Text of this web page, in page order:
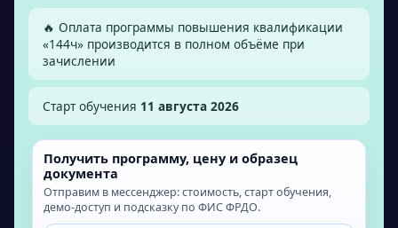
🔥 Оплата программы повышения квалификации
«144ч» производится в полном объёме при
зачислении
Старт обучения 11 августа 2026
Получить программу, цену и образец
документа
Отправим в мессенджер: стоимость, старт обучения,
демо-доступ и подсказку по ФИС ФРДО.